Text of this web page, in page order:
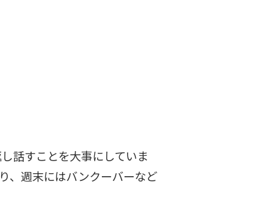
話すことを大事にしていま
、週末にはバンクーバーなど